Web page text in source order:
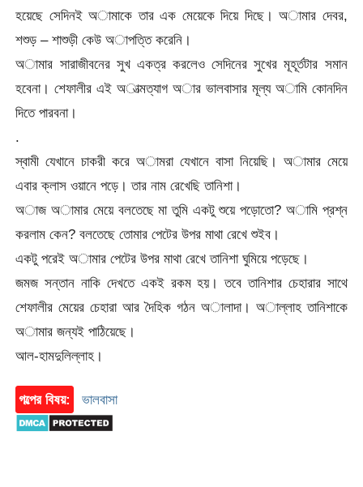
হয়েছে সেদিনই অামাকে তার এক মেয়েকে দিয়ে দিছে। অামার দেবর,
শশুড় – শাশুড়ী কেউ অাপত্তি করেনি।
অামার সারাজীবনের সুখ একত্র করলেও সেদিনের সুখের মূহূর্তটার সমান
হবেনা। শেফালীর এই অাত্মত্যাগ অার ভালবাসার মূল্য অামি কোনদিন
দিতে পারবনা।
.
স্বামী যেখানে চাকরী করে অামরা যেখানে বাসা নিয়েছি। অামার মেয়ে
এবার ক্লাস ওয়ানে পড়ে। তার নাম রেখেছি তানিশা।
অাজ অামার মেয়ে বলতেছে মা তুমি একটু শুয়ে পড়োতো? অামি প্রশ্ন
করলাম কেন? বলতেছে তোমার পেটের উপর মাথা রেখে শুইব।
একটু পরেই অামার পেটের উপর মাথা রেখে তানিশা ঘুমিয়ে পড়েছে।
জমজ সন্তান নাকি দেখতে একই রকম হয়। তবে তানিশার চেহারার সাথে
শেফালীর মেয়ের চেহারা আর দৈহিক গঠন অালাদা। অাল্লাহ তানিশাকে
অামার জন্যই পাঠিয়েছে।
আল-হামদুলিল্লাহ।
গল্পের বিষয়: ভালবাসা